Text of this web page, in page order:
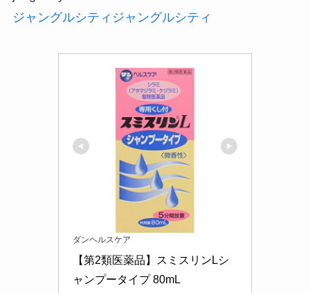
ジャングルシティ ジャングルシティ
ダンヘルスケア
【第2類医薬品】スミスリンLシ
ャンプータイプ 80mL